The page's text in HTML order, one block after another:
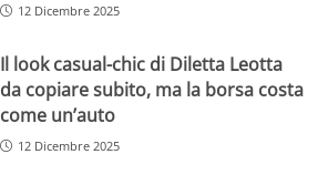
12 Dicembre 2025
Il look casual-chic di Diletta Leotta
da copiare subito, ma la borsa costa
come un’auto
12 Dicembre 2025